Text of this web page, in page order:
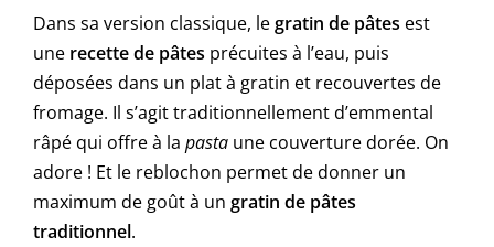
Dans sa version classique, legratin de pâtes est
une recette de pâtes précuites à l’eau, puis
déposées dans un plat à gratin et recouvertes de
fromage. Il s’agit traditionnellement d’emmental
râpé qui offre à la pasta une couverture dorée. On
adore ! Et le reblochon permet de donner un
maximum de goût à un gratin de pâtes
traditionnel.